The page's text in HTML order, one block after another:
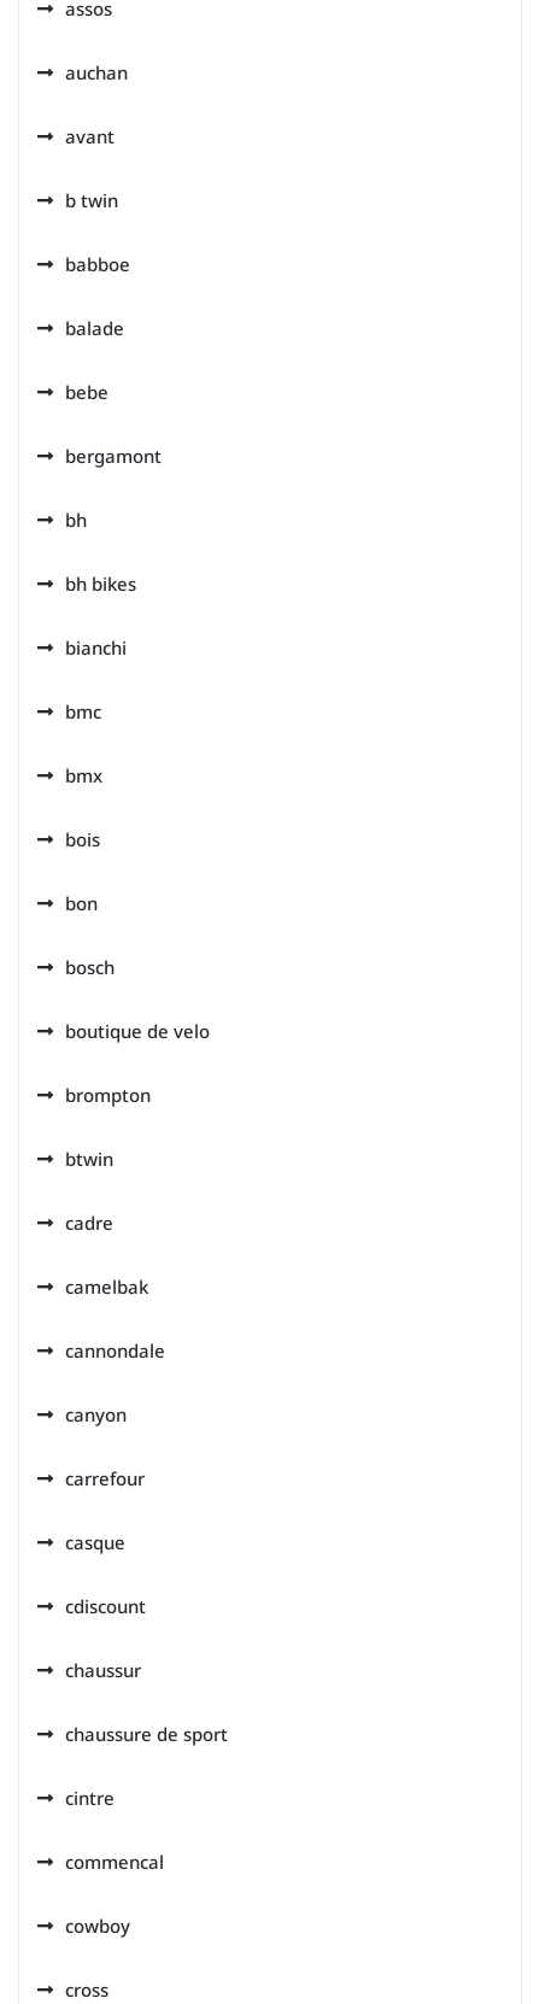
assos
auchan
avant
b twin
babboe
balade
bebe
bergamont
bh
bh bikes
bianchi
bmc
bmx
bois
bon
bosch
boutique de velo
brompton
btwin
cadre
camelbak
cannondale
canyon
carrefour
casque
cdiscount
chaussur
chaussure de sport
cintre
commencal
cowboy
cross